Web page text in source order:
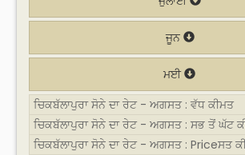
ਜੂਨ
ਮਈ
ਚਿਕਬੱਲਾਪੁਰਾ ਸੋਨੇ ਦਾ ਰੇਟ - ਅਗਸਤ : ਵੱਧ ਕੀਮਤ
ਚਿਕਬੱਲਾਪੁਰਾ ਸੋਨੇ ਦਾ ਰੇਟ - ਅਗਸਤ : ਸਭ ਤੋਂ ਘੱਟ
ਚਿਕਬੱਲਾਪੁਰਾ ਸੋਨੇ ਦਾ ਰੇਟ - ਅਗਸਤ : Priceਸਤ